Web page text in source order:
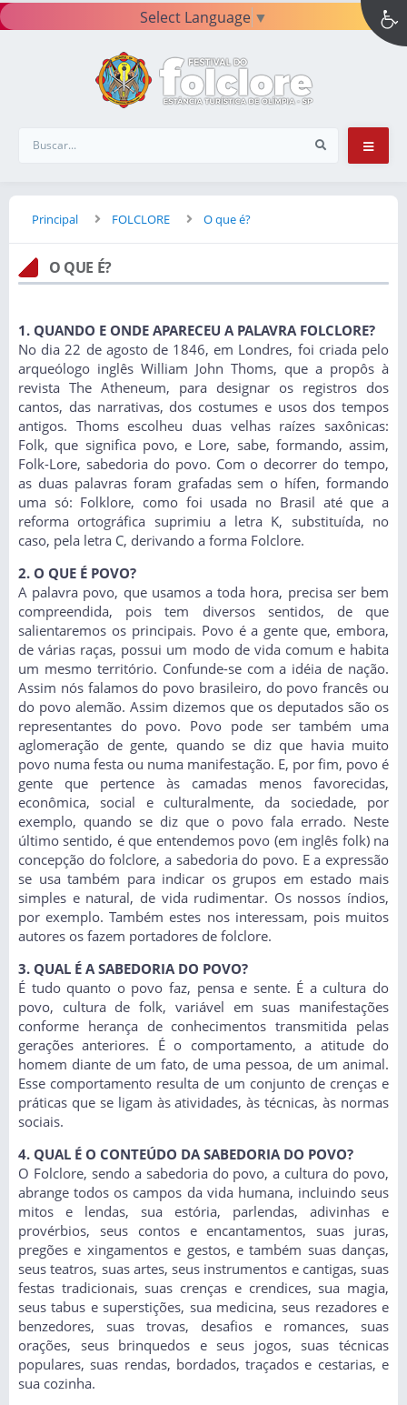
Select Language ▼
Principal FOLCLORE O que é?
O QUE É?
1. QUANDO E ONDE APARECEU A PALAVRA FOLCLORE?
No dia 22 de agosto de 1846, em Londres, foi criada pelo
arqueólogo inglês William John Thoms, que a propôs à
revista The Atheneum, para designar os registros dos
cantos, das narrativas, dos costumes e usos dos tempos
antigos. Thoms escolheu duas velhas raízes saxônicas:
Folk, que significa povo, e Lore, sabe, formando, assim,
Folk-Lore, sabedoria do povo. Com o decorrer do tempo,
as duas palavras foram grafadas sem o hífen, formando
uma só: Folklore, como foi usada no Brasil até que a
reforma ortográfica suprimiu a letra K, substituída, no
caso, pela letra C, derivando a forma Folclore.
2. O QUE É POVO?
A palavra povo, que usamos a toda hora, precisa ser bem
compreendida, pois tem diversos sentidos, de que
salientaremos os principais. Povo é a gente que, embora,
de várias raças, possui um modo de vida comum e habita
um mesmo território. Confunde-se com a idéia de nação.
Assim nós falamos do povo brasileiro, do povo francês ou
do povo alemão. Assim dizemos que os deputados são os
representantes do povo. Povo pode ser também uma
aglomeração de gente, quando se diz que havia muito
povo numa festa ou numa manifestação. E, por fim, povo é
gente que pertence às camadas menos favorecidas,
econômica, social e culturalmente, da sociedade, por
exemplo, quando se diz que o povo fala errado. Neste
último sentido, é que entendemos povo (em inglês folk) na
concepção do folclore, a sabedoria do povo. E a expressão
se usa também para indicar os grupos em estado mais
simples e natural, de vida rudimentar. Os nossos índios,
por exemplo. Também estes nos interessam, pois muitos
autores os fazem portadores de folclore.
3. QUAL É A SABEDORIA DO POVO?
É tudo quanto o povo faz, pensa e sente. É a cultura do
povo, cultura de folk, variável em suas manifestações
conforme herança de conhecimentos transmitida pelas
gerações anteriores. É o comportamento, a atitude do
homem diante de um fato, de uma pessoa, de um animal.
Esse comportamento resulta de um conjunto de crenças e
práticas que se ligam às atividades, às técnicas, às normas
sociais.
4. QUAL É O CONTEÚDO DA SABEDORIA DO POVO?
O Folclore, sendo a sabedoria do povo, a cultura do povo,
abrange todos os campos da vida humana, incluindo seus
mitos e lendas, sua estória, parlendas, adivinhas e
provérbios, seus contos e encantamentos, suas juras,
pregões e xingamentos e gestos, e também suas danças,
seus teatros, suas artes, seus instrumentos e cantigas, suas
festas tradicionais, suas crenças e crendices, sua magia,
seus tabus e superstições, sua medicina, seus rezadores e
benzedores, suas trovas, desafios e romances, suas
orações, seus brinquedos e seus jogos, suas técnicas
populares, suas rendas, bordados, traçados e cestarias, e
sua cozinha.